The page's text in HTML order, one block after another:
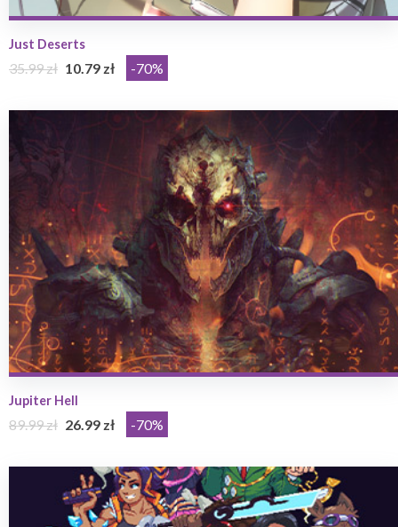
Just Deserts
35.99 zł 10.79 zł -70%
Jupiter Hell
89.99 zł 26.99 zł -70%